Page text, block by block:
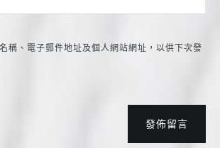
稱、電子郵件地址及個人網站網址，以供下次發
發佈留言